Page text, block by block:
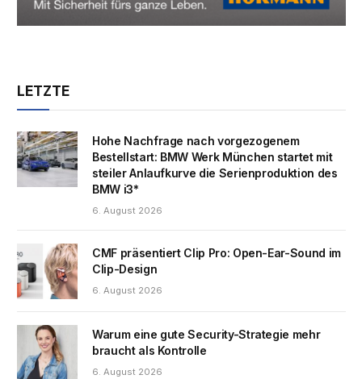
LETZTE
Hohe Nachfrage nach vorgezogenem
Bestellstart: BMW Werk München startet mit
steiler Anlaufkurve die Serienproduktion des
BMW i3*
6. August 2026
CMF präsentiert Clip Pro: Open-Ear-Sound im
Clip-Design
6. August 2026
Warum eine gute Security-Strategie mehr
braucht als Kontrolle
6. August 2026